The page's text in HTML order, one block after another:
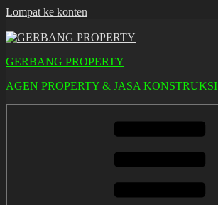
Lompat ke konten
GERBANG PROPERTY
AGEN PROPERTY & JASA KONSTRUKSI